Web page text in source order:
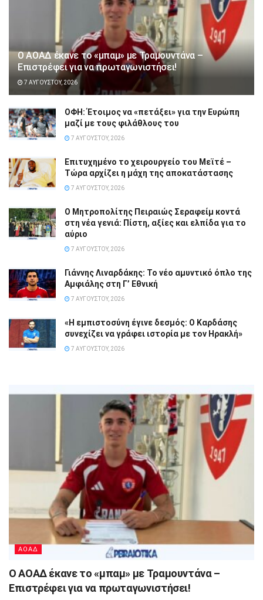
Ο ΑΟΑΔ έκανε το «μπαμ» με Τραμουντάνα –
Επιστρέφει για να πρωταγωνιστήσει!
7 ΑΥΓΟΎΣΤΟΥ, 2026
ΟΦΗ: Έτοιμος να «πετάξει» για την Ευρώπη
μαζί με τους φιλάθλους του
7 ΑΥΓΟΎΣΤΟΥ, 2026
Επιτυχημένο το χειρουργείο του Μεϊτέ –
Τώρα αρχίζει η μάχη της αποκατάστασης
7 ΑΥΓΟΎΣΤΟΥ, 2026
Ο Μητροπολίτης Πειραιώς Σεραφείμ κοντά
στη νέα γενιά: Πίστη, αξίες και ελπίδα για το
αύριο
7 ΑΥΓΟΎΣΤΟΥ, 2026
Γιάννης Λιναρδάκης: Το νέο αμυντικό όπλο της
Αμφιάλης στη Γ’ Εθνική
7 ΑΥΓΟΎΣΤΟΥ, 2026
«Η εμπιστοσύνη έγινε δεσμός: Ο Καρδάσης
συνεχίζει να γράφει ιστορία με τον Ηρακλή»
7 ΑΥΓΟΎΣΤΟΥ, 2026
ΑΟΑΔ
Ο ΑΟΑΔ έκανε το «μπαμ» με Τραμουντάνα –
Επιστρέφει για να πρωταγωνιστήσει!